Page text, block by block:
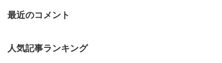
最近のコメント
人気記事ランキング